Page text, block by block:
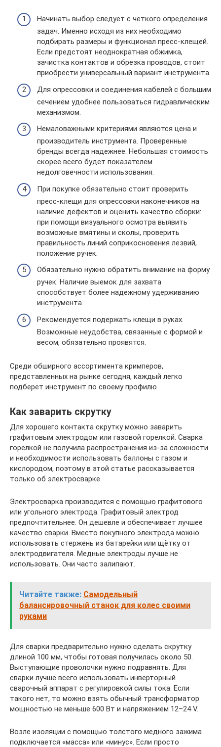
Начинать выбор следует с четкого определения
задач. Именно исходя из них необходимо
подбирать размеры и функционал пресс-клещей.
Если предстоят неоднократная обжимка,
зачистка контактов и обрезка проводов, стоит
приобрести универсальный вариант инструмента.
Для опрессовки и соединения кабелей с большим
сечением удобнее пользоваться гидравлическим
механизмом.
Немаловажными критериями являются цена и
производитель инструмента. Проверенные
бренды всегда надежнее. Небольшая стоимость
скорее всего будет показателем
недолговечности использования.
При покупке обязательно стоит проверить
пресс-клещи для опрессовки наконечников на
наличие дефектов и оценить качество сборки:
при помощи визуального осмотра выявить
возможные вмятины и сколы, проверить
правильность линий соприкосновения лезвий,
положение ручек.
Обязательно нужно обратить внимание на форму
ручек. Наличие выемок для захвата
способствует более надежному удерживанию
инструмента.
Рекомендуется подержать клещи в руках.
Возможные неудобства, связанные с формой и
весом, обязательно проявятся.
Среди обширного ассортимента кримперов,
представленных на рынке сегодня, каждый легко
подберет инструмент по своему профилю
Как заварить скрутку
Для хорошего контакта скрутку можно заварить
графитовым электродом или газовой горелкой. Сварка
горелкой не получила распространения из-за сложности
и необходимости использовать баллоны с газом и
кислородом, поэтому в этой статье рассказывается
только об электросварке.
Электросварка производится с помощью графитового
или угольного электрода. Графитовый электрод
предпочтительнее. Он дешевле и обеспечивает лучшее
качество сварки. Вместо покупного электрода можно
использовать стержень из батарейки или щётку от
электродвигателя. Медные электроды лучше не
использовать. Они часто залипают.
Читайте также: Самодельный
балансировочный станок для колес своими
руками
Для сварки предварительно нужно сделать скрутку
длиной 100 мм, чтобы готовая получилась около 50.
Выступающие проволочки нужно подравнять. Для
сварки лучше всего использовать инверторный
сварочный аппарат с регулировкой силы тока. Если
такого нет, то можно взять обычный трансформатор
мощностью не меньше 600 Вт и напряжением 12–24 V.
Возле изоляции с помощью толстого медного зажима
подключается «масса» или «минус». Если просто